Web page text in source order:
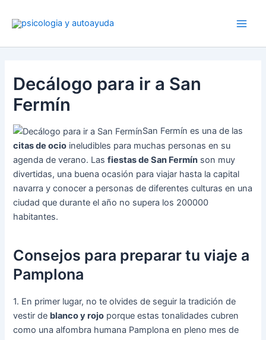
Decálogo para ir a San
Fermín
San Fermín es una de las
citas de ocio ineludibles para muchas personas en su
agenda de verano. Lasfiestas de San Fermín son muy
divertidas, una buena ocasión para viajar hasta la capital
navarra y conocer a personas de diferentes culturas en una
ciudad que durante el año no supera los 200000
habitantes.
Consejos para preparar tu viaje a
Pamplona
1. En primer lugar, no te olvides de seguir la tradición de
vestir de blanco y rojo porque estas tonalidades cubren
como una alfombra humana Pamplona en pleno mes de